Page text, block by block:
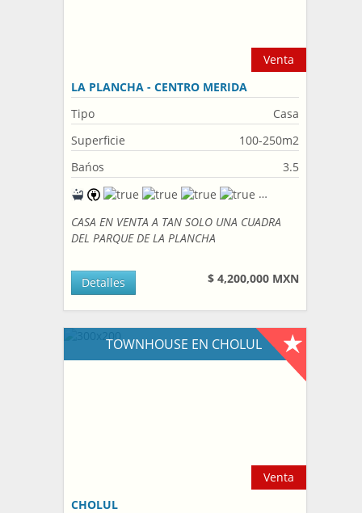
Venta
LA PLANCHA - CENTRO MERIDA
Tipo
Casa
Superficie
100-250m2
Bańos
3.5
CASA EN VENTA A TAN SOLO UNA CUADRA
DEL PARQUE DE LA PLANCHA
$ 4,200,000 MXN
Detalles
TOWNHOUSE EN CHOLUL
Venta
CHOLUL